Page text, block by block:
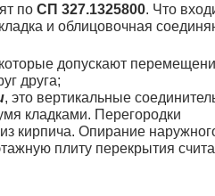
по СП 327.1325800. Что
и облицовочная
допускают
друга;
, это вертикальные
кладками. Перегородки
кирпича. Опирание
плиту перекрытия